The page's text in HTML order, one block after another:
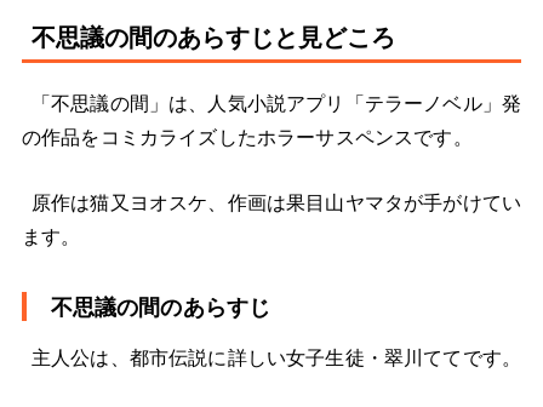
不思議の間のあらすじと見どころ
「不思議の間」は、人気小説アプリ「テラーノベル」発
の作品をコミカライズしたホラーサスペンスです。
原作は猫又ヨオスケ、作画は果目山ヤマタが手がけてい
ます。
不思議の間のあらすじ
主人公は、都市伝説に詳しい女子生徒・翠川ててです。